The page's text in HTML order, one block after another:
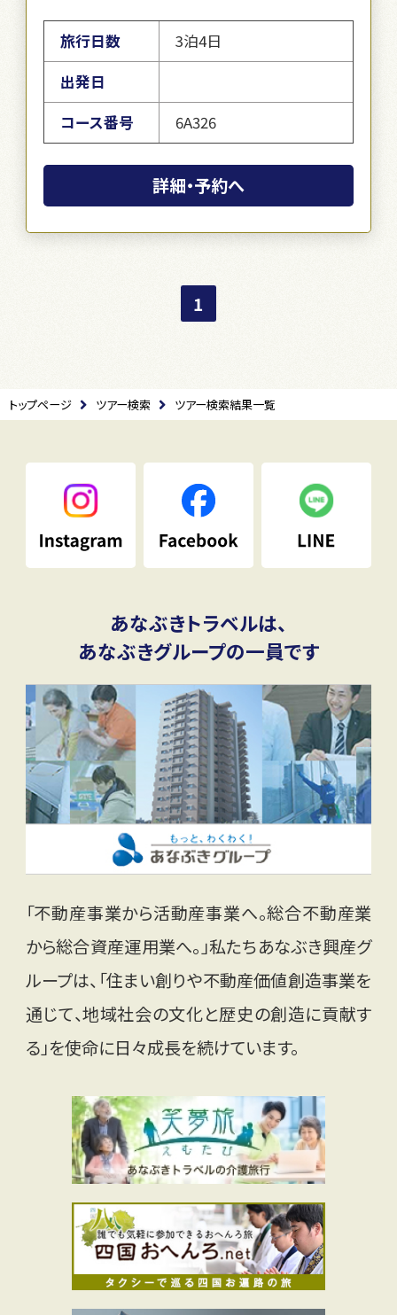
旅行日数
3泊4日
出発日
コース番号
6A326
詳細・予約へ
1
トップページ ツアー検索 ツアー検索結果一覧
あなぶきトラベルは、
あなぶきグループの一員です
「不動産事業から活動産事業へ。総合不動産業
から総合資産運用業へ。」私たちあなぶき興産グ
ループは、「住まい創りや不動産価値創造事業を
通じて、地域社会の文化と歴史の創造に貢献す
る」を使命に日々成長を続けています。